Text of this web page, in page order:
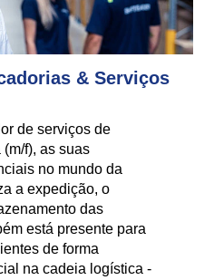
& Serviços
de serviços de
f), as suas
no mundo da
a expedição, o
das
está presente para
de forma
na cadeia logística -